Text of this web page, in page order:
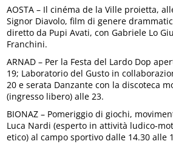
AOSTA – Il cinéma de la Ville proietta,
Signor Diavolo, film di genere
diretto da Pupi Avati, con Gabriele Lo
Franchini.
ARNAD – Per la Festa del Lardo Dop
19; Laboratorio del Gusto in
20 e serata Danzante con la discoteca
(ingresso libero) alle 23.
BIONAZ – Pomeriggio di giochi,
Luca Nardi (esperto in attività ludico-
etico) al campo sportivo dalle 14.30 alle